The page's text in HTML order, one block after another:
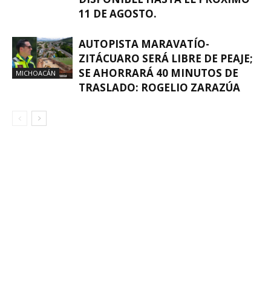
11 DE AGOSTO.
MICHOACÁN
AUTOPISTA MARAVATÍO-
ZITÁCUARO SERÁ LIBRE DE PEAJE;
SE AHORRARÁ 40 MINUTOS DE
TRASLADO: ROGELIO ZARAZÚA